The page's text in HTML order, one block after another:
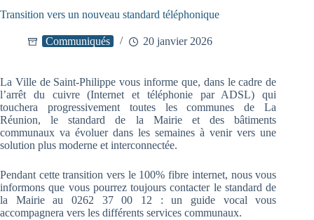
Transition vers un nouveau standard téléphonique
Communiqués 20 janvier 2026
La Ville de Saint-Philippe vous informe que, dans le cadre de
l’arrêt du cuivre (Internet et téléphonie par ADSL) qui
touchera progressivement toutes les communes de La
Réunion, le standard de la Mairie et des bâtiments
communaux va évoluer dans les semaines à venir vers une
solution plus moderne et interconnectée.
Pendant cette transition vers le 100% fibre internet, nous vous
informons que vous pourrez toujours contacter le standard de
la Mairie au 0262 37 00 12 : un guide vocal vous
accompagnera vers les différents services communaux.